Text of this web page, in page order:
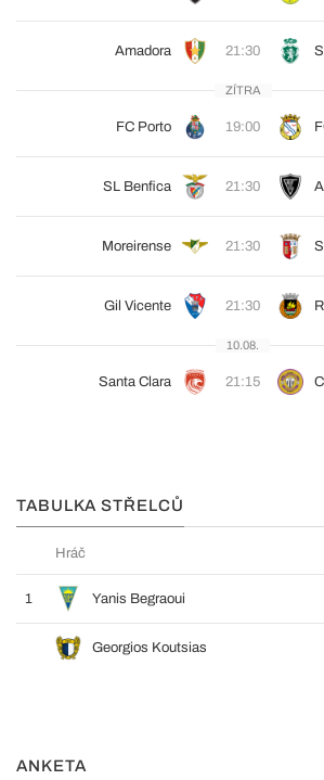
Amadora 21:30
ZÍTRA
FC Porto 19:00
SL Benfica 21:30
Moreirense 21:30
Gil Vicente 21:30
10.08.
Santa Clara 21:15
TABULKA STŘELCŮ
Hráč
1 Yanis Begraoui
Georgios Koutsias
ANKETA